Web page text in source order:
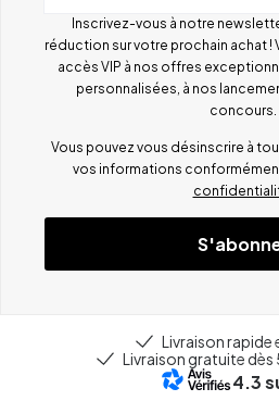
Inscrivez-vous à notre
réduction sur votre prochain achat !
accès VIP à nos offres
personnalisées, à nos
concours.
Vous pouvez vous désinscrire à
vos informations
Livraison rapide
Livraison gratuite
4.3